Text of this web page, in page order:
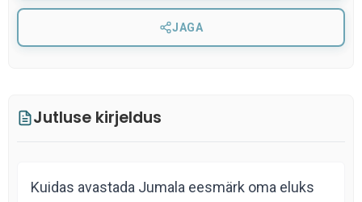
JAGA
Jutluse kirjeldus
Kuidas avastada Jumala eesmärk oma eluks